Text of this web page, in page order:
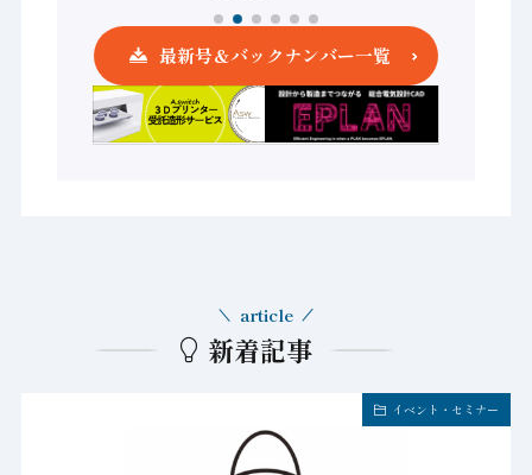
最新号＆バックナンバー一覧
新着記事
article
イベント・セミナー